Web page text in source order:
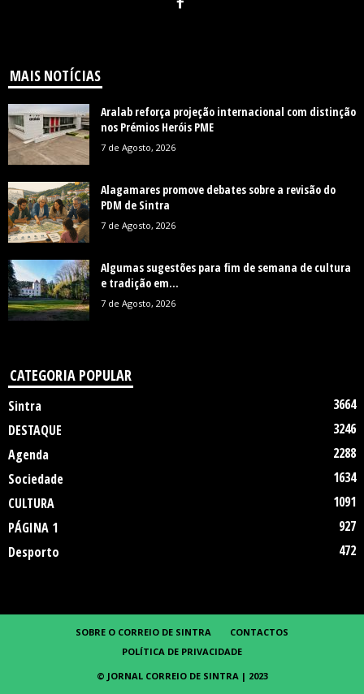
MAIS NOTÍCIAS
Aralab reforça projeção internacional com distinção
nos Prémios Heróis PME
7 de Agosto, 2026
Alagamares promove debates sobre a revisão do
PDM de Sintra
7 de Agosto, 2026
Algumas sugestões para fim de semana de cultura
e tradição em...
7 de Agosto, 2026
CATEGORIA POPULAR
Sintra
3664
DESTAQUE
3246
Agenda
2288
Sociedade
1634
CULTURA
1091
PÁGINA 1
927
Desporto
472
SOBRE O CORREIO DE SINTRA
CONTACTOS
POLÍTICA DE PRIVACIDADE
© JORNAL CORREIO DE SINTRA | 2023